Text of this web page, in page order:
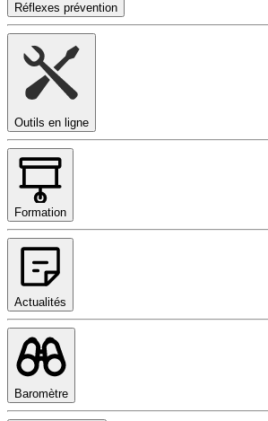
Réflexes prévention
Outils en ligne
Formation
Actualités
Baromètre